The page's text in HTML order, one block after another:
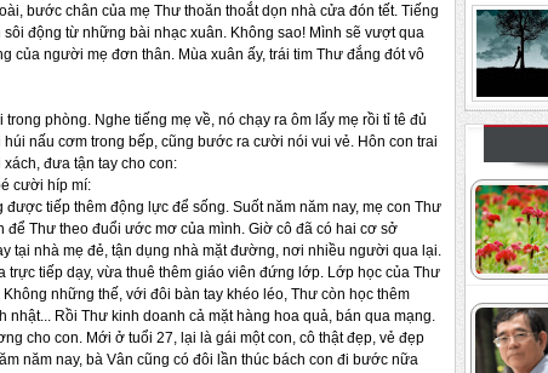
bước chân của mẹ Thư thoăn thoắt dọn nhà cửa đón tết. Tiếng
động từ những bài nhạc xuân. Không sao! Mình sẽ vượt qua
của người mẹ đơn thân. Mùa xuân ấy, trái tim Thư đắng đót vô
phòng. Nghe tiếng mẹ về, nó chạy ra ôm lấy mẹ rồi tỉ tê đủ
nấu cơm trong bếp, cũng bước ra cười nói vui vẻ. Hôn con trai
đưa tận tay cho con:
cười híp mí:
tiếp thêm động lực để sống. Suốt năm năm nay, mẹ con Thư
Thư theo đuổi ước mơ của mình. Giờ cô đã có hai cơ sở
tại nhà mẹ đẻ, tận dụng nhà mặt đường, nơi nhiều người qua lại.
trực tiếp dạy, vừa thuê thêm giáo viên đứng lớp. Lớp học của Thư
những thế, với đôi bàn tay khéo léo, Thư còn học thêm
Rồi Thư kinh doanh cả mặt hàng hoa quả, bán qua mạng.
cho con. Mới ở tuổi 27, lại là gái một con, cô thật đẹp, vẻ đẹp
năm nay, bà Vân cũng có đôi lần thúc bách con đi bước nữa